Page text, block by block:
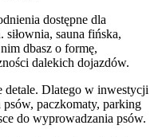
dostępne dla
sauna fińska,
dbasz o formę,
dalekich dojazdów.
detale. Dlatego w inwestycji
paczkomaty, parking
do wyprowadzania psów.